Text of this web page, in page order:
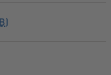
)